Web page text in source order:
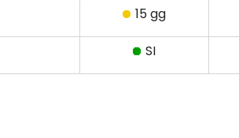
15 gg
SI